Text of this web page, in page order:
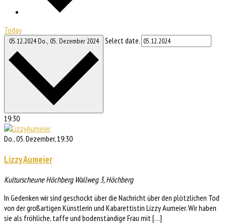
Today
05.12.2024Do., 05. Dezember 2024 Select date.
19:30
Do., 05. Dezember, 19:30
Lizzy Aumeier
Kulturscheune Höchberg Wallweg 3, Höchberg
In Gedenken wir sind geschockt über die Nachricht über den plötzlichen Tod
von der großartigen Künstlerin und Kabarettistin Lizzy Aumeier. Wir haben
sie als fröhliche, taffe und bodenständige Frau mit […]